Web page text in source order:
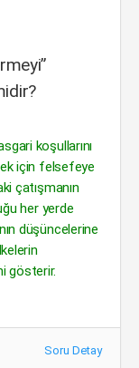
koşullarını
için felsefeye
çatışmanın
her yerde
düşüncelerine
gösterir.
Soru Detay